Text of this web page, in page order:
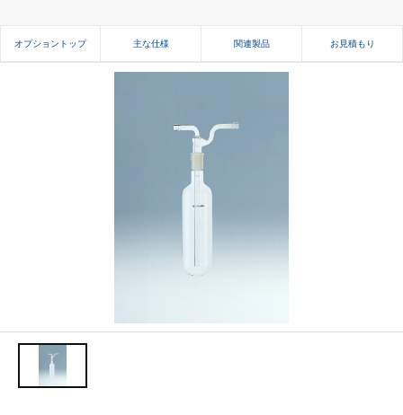
オプショントップ 主な仕様 関連製品 お見積もり